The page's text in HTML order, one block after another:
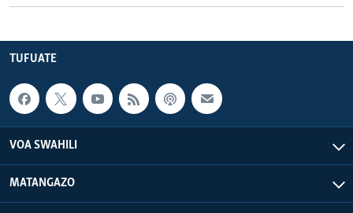
TUFUATE
VOA SWAHILI
MATANGAZO